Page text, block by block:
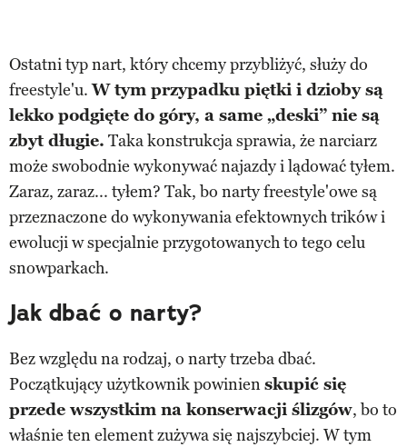
Ostatni typ nart, który chcemy przybliżyć, służy do
freestyle'u.W tym przypadku piętki i dzioby są
lekko podgięte do góry, a same „deski” nie są
zbyt długie. Taka konstrukcja sprawia, że narciarz
może swobodnie wykonywać najazdy i lądować tyłem.
Zaraz, zaraz... tyłem? Tak, bo narty freestyle'owe są
przeznaczone do wykonywania efektownych trików i
ewolucji w specjalnie przygotowanych to tego celu
snowparkach.
Jak dbać o narty?
Bez względu na rodzaj, o narty trzeba dbać.
Początkujący użytkownik powinienskupić się
przede wszystkim na konserwacji ślizgów, bo to
właśnie ten element zużywa się najszybciej. W tym